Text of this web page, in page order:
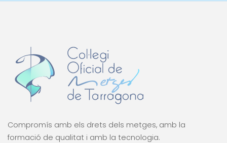
Compromís amb els drets dels metges, amb la
formació de qualitat i amb la tecnologia.